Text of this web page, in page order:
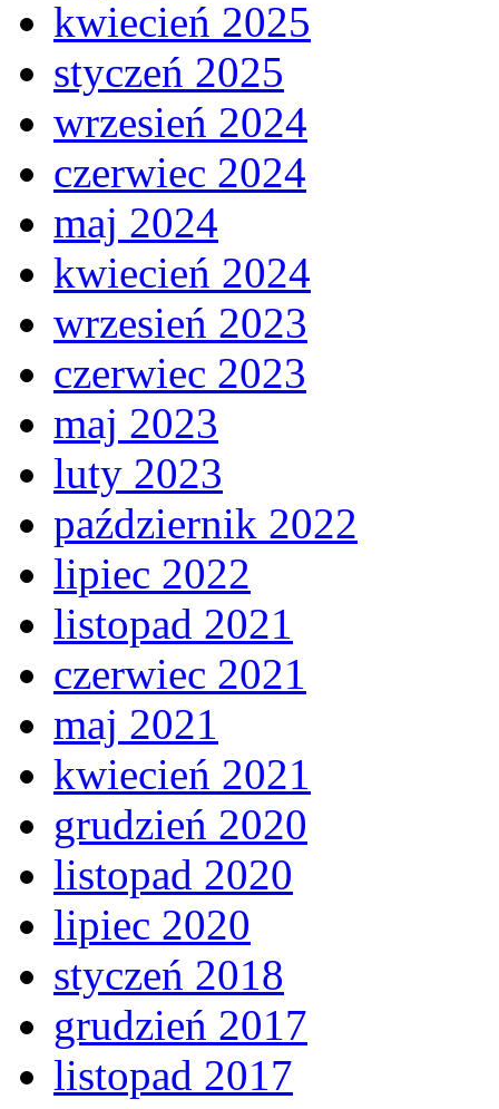
kwiecień 2025
styczeń 2025
wrzesień 2024
czerwiec 2024
maj 2024
kwiecień 2024
wrzesień 2023
czerwiec 2023
maj 2023
luty 2023
październik 2022
lipiec 2022
listopad 2021
czerwiec 2021
maj 2021
kwiecień 2021
grudzień 2020
listopad 2020
lipiec 2020
styczeń 2018
grudzień 2017
listopad 2017